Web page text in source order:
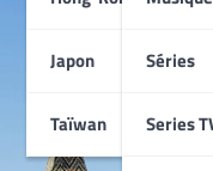
Japon
Taïwan
Séries
Series